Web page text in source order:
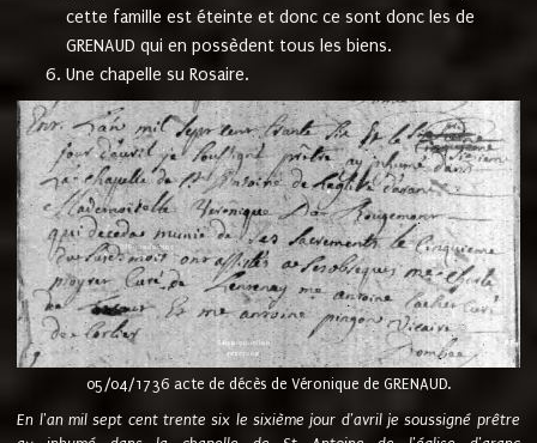
cette famille est éteinte et donc ce sont donc les de
GRENAUD qui en possèdent tous les biens.
Une chapelle su Rosaire.
05/04/1736 acte de décès de Véronique de GRENAUD.
En l'an mil sept cent trente six le sixième jour d'avril je soussigné prêtre